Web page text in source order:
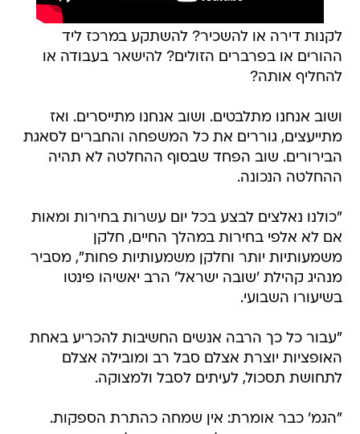
לקנות דירה או להשכיר? להשתקע במרכז ליד
ההורים או בפרברים הזולים? להישאר בעבודה או
להחליף אותה?
ושוב אנחנו מתלבטים. ושוב אנחנו מתייסרים. ואז
מתייעצים, גוררים את כל המשפחה והחברים לסאגת
הבירורים. שוב הפחד שבסוף ההחלטה לא תהיה
ההחלטה הנכונה.
"כולנו נאלצים לבצע בכל יום עשרות בחירות ומאות
אם לא אלפי בחירות במהלך החיים, חלקן
משמעותיות יותר וחלקן משמעותיות פחות", מסביר
מנהיג קהילת 'שובה ישראל' הרב יאשיהו פינטו
בשיעורו השבועי.
"עבור כל כך הרבה אנשים החשיבות להכריע באחת
האופציות יוצרת אצלם סבל רב ומובילה אצלם
לתחושת תסכול, לעיתים לסבל ולמצוקה.
"הגמ' כבר אומרת: אין שמחה כהתרת הספקות.